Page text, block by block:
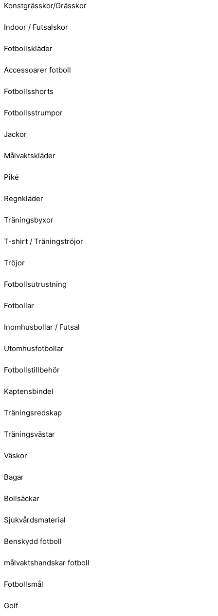
Konstgrässkor/Grässkor
Indoor / Futsalskor
Fotbollskläder
Accessoarer fotboll
Fotbollsshorts
Fotbollsstrumpor
Jackor
Målvaktskläder
Piké
Regnkläder
Träningsbyxor
T-shirt / Träningströjor
Tröjor
Fotbollsutrustning
Fotbollar
Inomhusbollar / Futsal
Utomhusfotbollar
Fotbollstillbehör
Kaptensbindel
Träningsredskap
Träningsvästar
Väskor
Bagar
Bollsäckar
Sjukvårdsmaterial
Benskydd fotboll
målvaktshandskar fotboll
Fotbollsmål
Golf